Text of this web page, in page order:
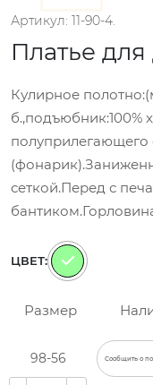
Артикул: 11-90-4.
Платье
Кулирное
б.,подъюбник:100%
полуприлегающего
сеткой.Перед с
ЦВЕТ:
Размер
98-56 Сообщить о